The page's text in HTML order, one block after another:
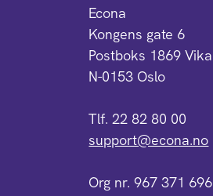
Econa
Kongens gate 6
Postboks 1869 Vika
N-0153 Oslo
Tlf. 22 82 80 00
support@econa.no
Org nr. 967 371 696